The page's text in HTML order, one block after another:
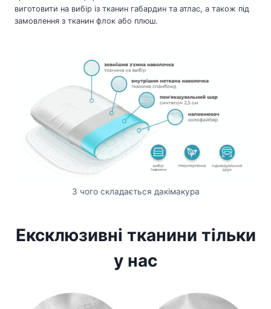
виготовити на вибір із тканин габардин та атлас, а також під
замовлення з тканин флок або плюш.
З чого складається дакімакура
Ексклюзивні тканини тільки
у нас